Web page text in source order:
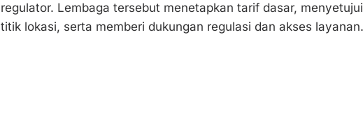
regulator. Lembaga tersebut menetapkan tarif dasar, menyetujui
titik lokasi, serta memberi dukungan regulasi dan akses layanan.